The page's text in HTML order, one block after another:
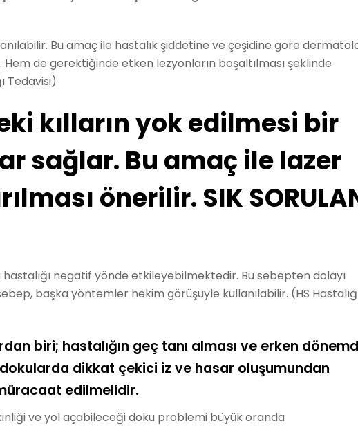
Bu amaç ile hastalık şiddetine ve çeşidine gore
de gerektiğinde etken lezyonların boşaltılması şeklinde
Tedavisi)
kılların yok edilmesi bir
sağlar. Bu amaç ile lazer
önerilir. SIK
negatif yönde etkileyebilmektedir. Bu sebepten dolayı
başka yöntemler hekim görüşüyle kullanılabilir. (HS
biri; hastalığın geç tanı alması ve erken
dikkat çekici iz ve hasar oluşumundan
edilmelidir.
ve yol açabileceği doku problemi büyük oranda